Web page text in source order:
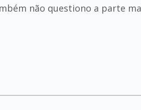
não questiono a parte